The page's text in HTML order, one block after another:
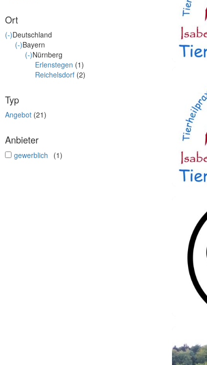
Ort
(-)Deutschland
(-)Bayern
(-)Nürnberg
Erlenstegen (1)
Reichelsdorf (2)
Typ
Angebot (21)
Anbieter
undefined
gewerblich (1)